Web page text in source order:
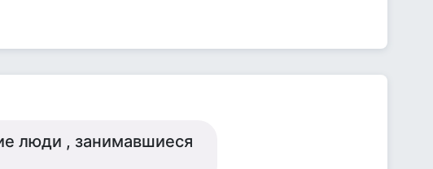
люди , занимавшиеся